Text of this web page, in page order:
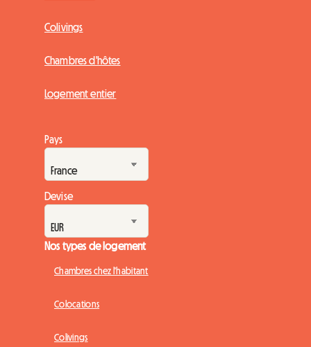
Colivings
Chambres d'hôtes
Logement entier
Pays
Devise
Nos types de logement
Chambres chez l'habitant
Colocations
Colivings